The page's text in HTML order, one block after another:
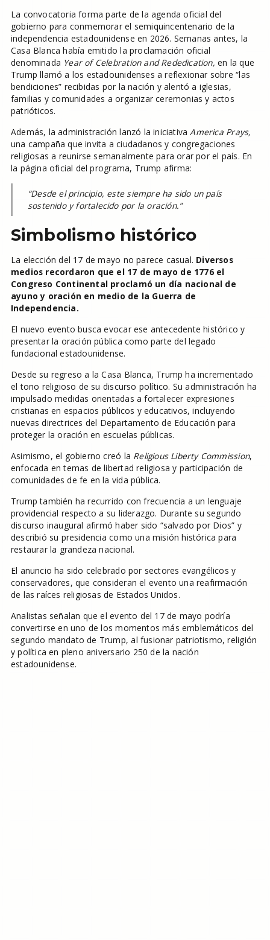
La convocatoria forma parte de la agenda oficial del
gobierno para conmemorar el semiquincentenario de la
independencia estadounidense en 2026. Semanas antes, la
Casa Blanca había emitido la proclamación oficial
denominada Year of Celebration and Rededication, en la que
Trump llamó a los estadounidenses a reflexionar sobre “las
bendiciones” recibidas por la nación y alentó a iglesias,
familias y comunidades a organizar ceremonias y actos
patrióticos.
Además, la administración lanzó la iniciativa America Prays,
una campaña que invita a ciudadanos y congregaciones
religiosas a reunirse semanalmente para orar por el país. En
la página oficial del programa, Trump afirma:
“Desde el principio, este siempre ha sido un país
sostenido y fortalecido por la oración.”
Simbolismo histórico
La elección del 17 de mayo no parece casual. Diversos
medios recordaron que el 17 de mayo de 1776 el
Congreso Continental proclamó un día nacional de
ayuno y oración en medio de la Guerra de
Independencia.
El nuevo evento busca evocar ese antecedente histórico y
presentar la oración pública como parte del legado
fundacional estadounidense.
Desde su regreso a la Casa Blanca, Trump ha incrementado
el tono religioso de su discurso político. Su administración ha
impulsado medidas orientadas a fortalecer expresiones
cristianas en espacios públicos y educativos, incluyendo
nuevas directrices del Departamento de Educación para
proteger la oración en escuelas públicas.
Asimismo, el gobierno creó la Religious Liberty Commission,
enfocada en temas de libertad religiosa y participación de
comunidades de fe en la vida pública.
Trump también ha recurrido con frecuencia a un lenguaje
providencial respecto a su liderazgo. Durante su segundo
discurso inaugural afirmó haber sido “salvado por Dios” y
describió su presidencia como una misión histórica para
restaurar la grandeza nacional.
El anuncio ha sido celebrado por sectores evangélicos y
conservadores, que consideran el evento una reafirmación
de las raíces religiosas de Estados Unidos.
Analistas señalan que el evento del 17 de mayo podría
convertirse en uno de los momentos más emblemáticos del
segundo mandato de Trump, al fusionar patriotismo, religión
y política en pleno aniversario 250 de la nación
estadounidense.